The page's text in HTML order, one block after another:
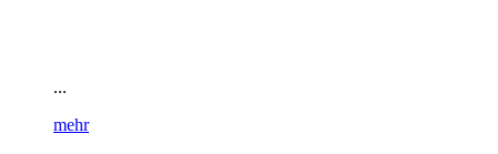
...
mehr